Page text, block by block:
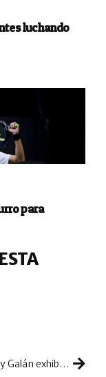
luchando
para
Lebrón y Galán exhiben nivelazo y una defensa imperial para conquistar Suecia